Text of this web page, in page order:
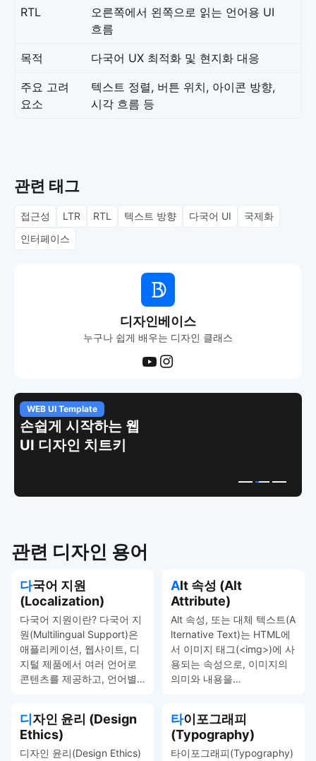
RTL
오른쪽에서 왼쪽으로 읽는 언어용 UI
흐름
목적 다국어 UX 최적화 및 현지화 대응
주요 고려
요소
텍스트 정렬, 버튼 위치, 아이콘 방향,
시각 흐름 등
관련 태그
접근성 LTR RTL 텍스트 방향 다국어 UI
국제화
인터페이스
디자인베이스
누구나 쉽게 배우는 디자인 클래스
WEB UI Template
손쉽게 시작하는 웹
UI 디자인 치트키
관련 디자인 용어
다국어 지원
(Localization)
다국어 지원이란? 다국어 지
원(Multilingual Support)은
애플리케이션, 웹사이트, 디
지털 제품에서 여러 언어로
콘텐츠를 제공하고, 언어별…
Alt 속성 (Alt
Attribute)
Alt 속성, 또는 대체 텍스트(A
lternative Text)는 HTML에
서 이미지 태그(<img>)에 사
용되는 속성으로, 이미지의
의미와 내용을…
디자인 윤리 (Design
Ethics)
디자인 윤리(Design Ethics)
타이포그래피
(Typography)
타이포그래피(Typography)